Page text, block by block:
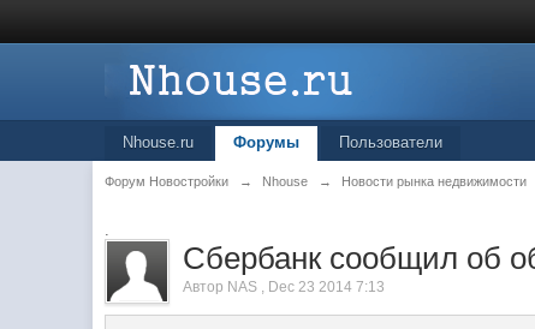
Nhouse.ru Форумы Пользователи
Форум Новостройки → Nhouse → Новости рынка недвижимости
.
Сбербанк сообщил об
Автор NAS , Dec 23 2014 7:13